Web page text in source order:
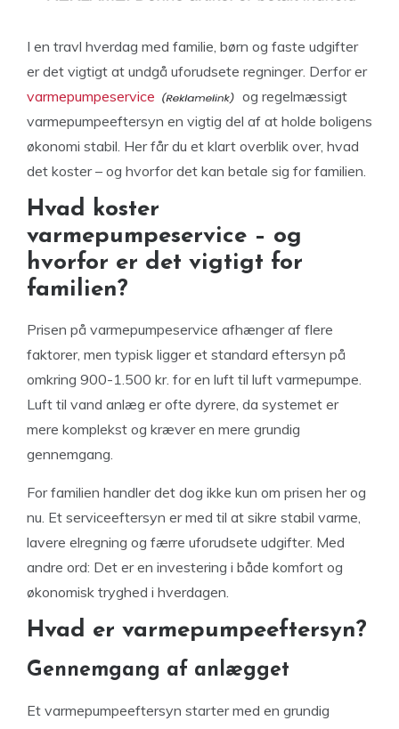
I en travl hverdag med familie, børn og faste udgifter
er det vigtigt at undgå uforudsete regninger. Derfor er
varmepumpeservice
og regelmæssigt
varmepumpeeftersyn en vigtig del af at holde boligens
økonomi stabil. Her får du et klart overblik over, hvad
det koster – og hvorfor det kan betale sig for familien.
Hvad koster
varmepumpeservice – og
hvorfor er det vigtigt for
familien?
Prisen på varmepumpeservice afhænger af flere
faktorer, men typisk ligger et standard eftersyn på
omkring 900-1.500 kr. for en luft til luft varmepumpe.
Luft til vand anlæg er ofte dyrere, da systemet er
mere komplekst og kræver en mere grundig
gennemgang.
For familien handler det dog ikke kun om prisen her og
nu. Et serviceeftersyn er med til at sikre stabil varme,
lavere elregning og færre uforudsete udgifter. Med
andre ord: Det er en investering i både komfort og
økonomisk tryghed i hverdagen.
Hvad er varmepumpeeftersyn?
Gennemgang af anlægget
Et varmepumpeeftersyn starter med en grundig